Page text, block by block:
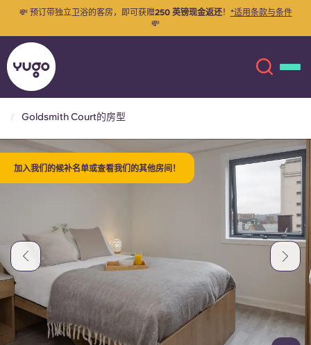
关于我们
地点
账户 语言
English (US)
Español
Català
French
Portuguese
💸 预订带独立卫浴的客房，即可获赠250 英镑现金返还！ *适用条款与条件
💸
Goldsmith Court的房型
加入我们的候补名单或查看我们的其他房间！